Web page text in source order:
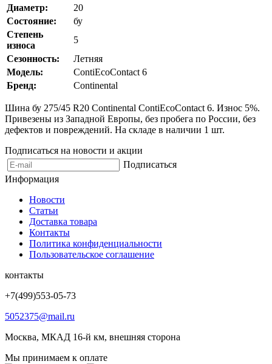
Диаметр:
20
Состояние:
бу
Степень
износа
5
Сезонность:
Летняя
Модель:
ContiEcoContact 6
Бренд:
Continental
Шина бу 275/45 R20 Continental ContiEcoContact 6. Износ 5%.
Привезены из Западной Европы, без пробега по России, без
дефектов и повреждений. На складе в наличии 1 шт.
Подписаться на новости и акции
Подписаться
Информация
Новости
Статьи
Доставка товара
Контакты
Политика конфиденциальности
Пользовательское соглашение
контакты
+7(499)553-05-73
5052375@mail.ru
Москва, МКАД 16-й км, внешняя сторона
Мы принимаем к оплате